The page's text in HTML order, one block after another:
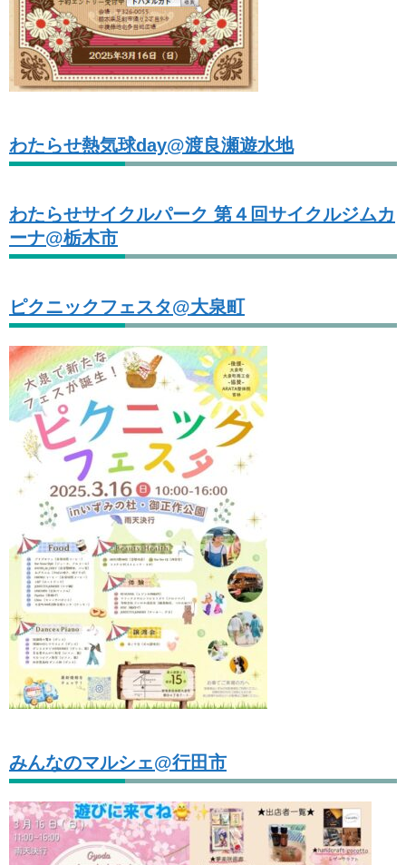
わたらせ熱気球day@渡良瀬遊水地
わたらせサイクルパーク 第４回サイクルジムカ
ーナ@栃木市
ピクニックフェスタ@大泉町
みんなのマルシェ@行田市